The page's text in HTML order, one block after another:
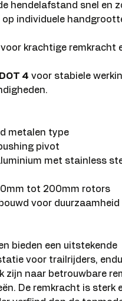
hendelafstand snel en
individuele
voor krachtige remkracht
4 voor stabiele
metalen type
pivot
met stainless
tot 200mm rotors
voor duurzaamheid
bieden een uitstekende
voor trailrijders,
zijn naar betrouwbare
De remkracht is sterk